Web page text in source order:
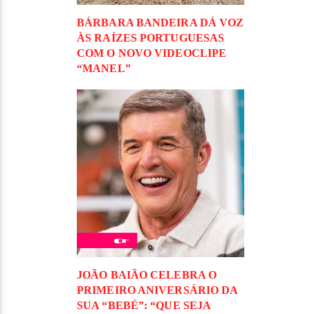
BÁRBARA BANDEIRA DÁ VOZ
ÀS RAÍZES PORTUGUESAS
COM O NOVO VIDEOCLIPE
“MANEL”
JOÃO BAIÃO CELEBRA O
PRIMEIRO ANIVERSÁRIO DA
SUA “BEBÉ”: “QUE SEJA